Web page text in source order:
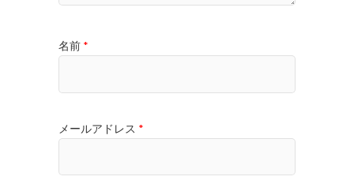
名前 *
メールアドレス *